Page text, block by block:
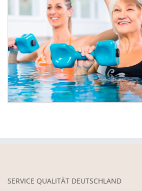
SERVICE QUALITÄT DEUTSCHLAND